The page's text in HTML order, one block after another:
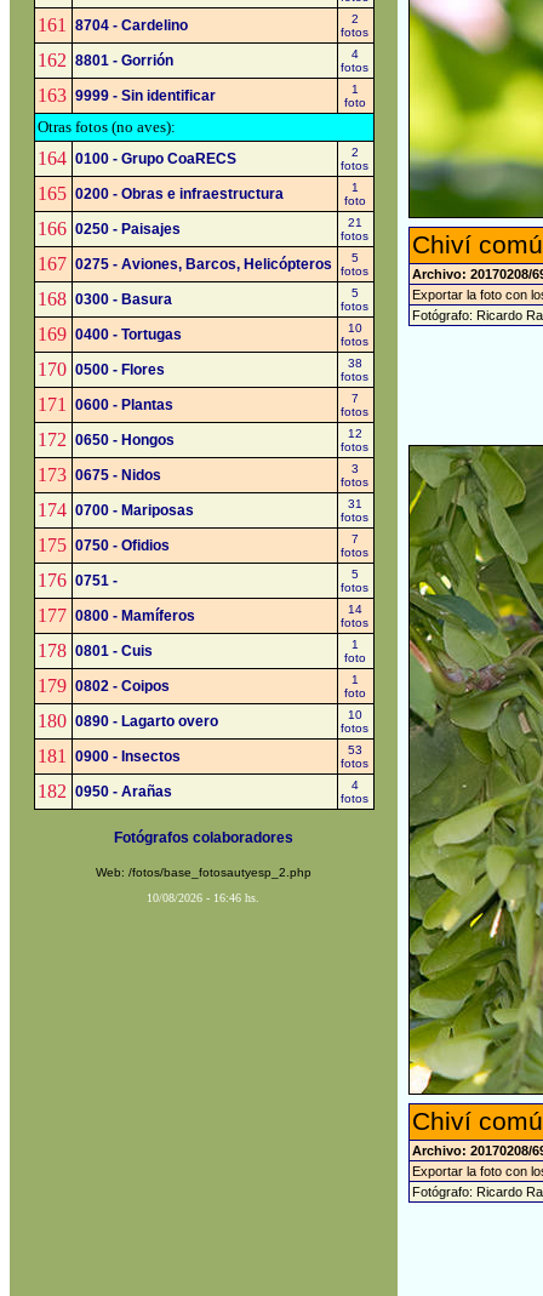
161 8704 - Cardelino
2
fotos
162 8801 - Gorrión
4
fotos
163 9999 - Sin identificar
1
foto
Otras fotos (no aves):
164 0100 - Grupo CoaRECS
2
fotos
165 0200 - Obras e infraestructura
1
foto
166 0250 - Paisajes
21
fotos
167 0275 - Aviones, Barcos, Helicópteros
5
fotos
168 0300 - Basura
5
fotos
169 0400 - Tortugas
10
fotos
170 0500 - Flores
38
fotos
171 0600 - Plantas
7
fotos
172 0650 - Hongos
12
fotos
173 0675 - Nidos
3
fotos
174 0700 - Mariposas
31
fotos
175 0750 - Ofidios
7
fotos
176 0751 -
5
fotos
177 0800 - Mamíferos
14
fotos
178 0801 - Cuis
1
foto
179 0802 - Coipos
1
foto
180 0890 - Lagarto overo
10
fotos
181 0900 - Insectos
53
fotos
182 0950 - Arañas
4
fotos
Fotógrafos colaboradores
Web: /fotos/base_fotosautyesp_2.php
10/08/2026 - 16:46 hs.
Chiví
Archivo: 20170208/
Exportar la foto con
Fotógrafo: Ricardo
Chiví
Archivo: 20170208/
Exportar la foto con
Fotógrafo: Ricardo